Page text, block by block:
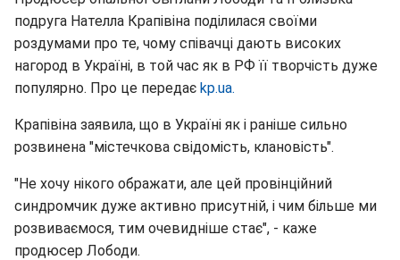
подруга Нателла Крапівіна поділилася своїми
роздумами про те, чому співачці дають високих
нагород в Україні, в той час як в РФ її творчість дуже
популярно. Про це передає kp.ua.
Крапівіна заявила, що в Україні як і раніше сильно
розвинена "містечкова свідомість, клановість".
"Не хочу нікого ображати, але цей провінційний
синдромчик дуже активно присутній, і чим більше ми
розвиваємося, тим очевидніше стає", - каже
продюсер Лободи.